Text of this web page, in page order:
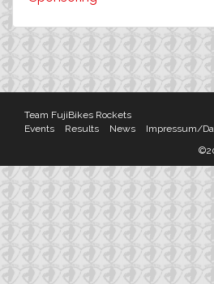
Team FujiBikes Rockets
Events
Results News
Impressum/